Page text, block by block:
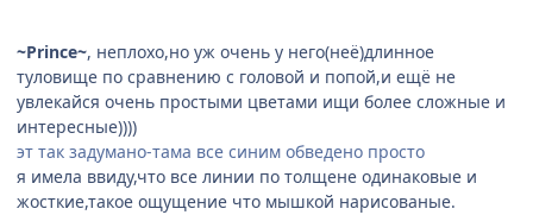
~Prince~, неплохо,но уж очень у него(неё)длинное
туловище по сравнению с головой и попой,и ещё не
увлекайся очень простыми цветами ищи более сложные и
интересные))))
эт так задумано-тама все синим обведено просто
я имела ввиду,что все линии по толщене одинаковые и
жосткие,такое ощущение что мышкой нарисованые.